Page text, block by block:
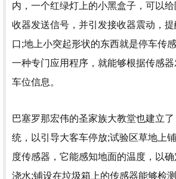
内，一个红绿灯上的小黑盒子，可以
收器发送信号，并引发接收器震动，
口;地上小突起形状的东西就是停车传
一种专门应用程序，就能够根据传感
车位信息。
巴塞罗那宏伟的圣家族大教堂也建立
统，以引导大客车停放;试验区草地上
度传感器，它能感知地面的温度，以
浇水;铺设在垃圾箱上的传感器能够检